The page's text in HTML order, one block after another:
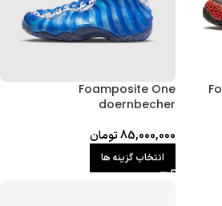
Foamposite One
doernbecher
85,000,000تومان
انتخاب گزینه ها